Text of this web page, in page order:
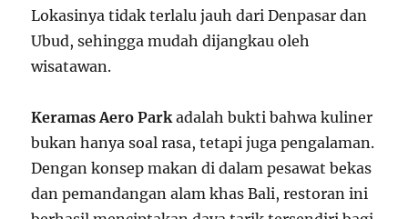
Lokasinya tidak terlalu jauh dari Denpasar dan
Ubud, sehingga mudah dijangkau oleh
wisatawan.
Keramas Aero Park adalah bukti bahwa kuliner
bukan hanya soal rasa, tetapi juga pengalaman.
Dengan konsep makan di dalam pesawat bekas
dan pemandangan alam khas Bali, restoran ini